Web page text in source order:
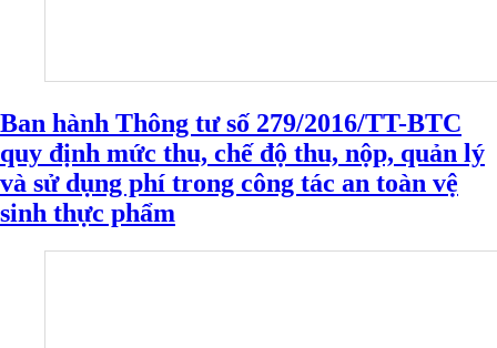
Ban hành Thông tư số 279/2016/TT-BTC
quy định mức thu, chế độ thu, nộp, quản lý
và sử dụng phí trong công tác an toàn vệ
sinh thực phẩm